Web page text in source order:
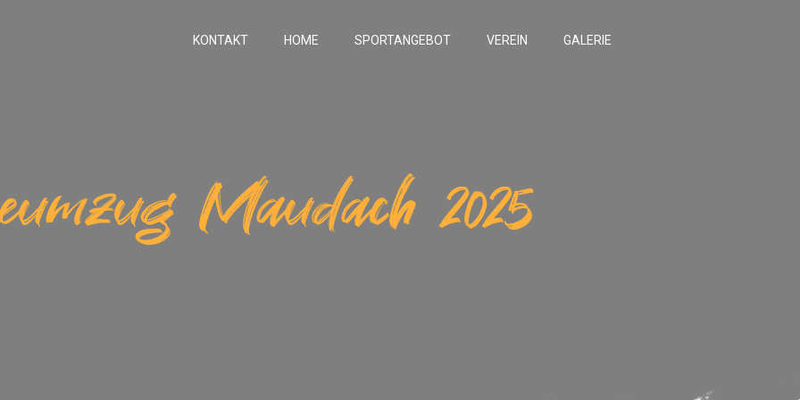
KONTAKT HOME SPORTANGEBOT VEREIN GALERIE
Maudach 2025